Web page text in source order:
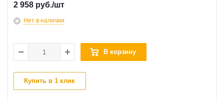
2 958 руб./шт
Нет в наличии
В корзину
Купить в 1 клик